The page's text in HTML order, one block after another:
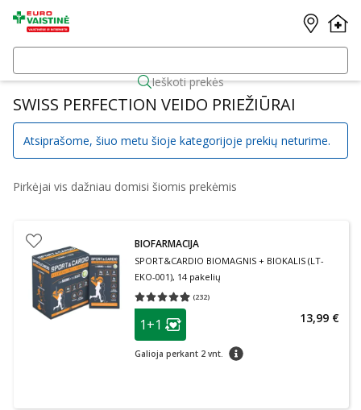
Ieškoti prekės
SWISS PERFECTION VEIDO PRIEŽIŪRAI
Atsiprašome, šiuo metu šioje kategorijoje prekių neturime.
Pirkėjai vis dažniau domisi šiomis prekėmis
BIOFARMACIJA
SPORT&CARDIO BIOMAGNIS + BIOKALIS (LT-
EKO-001), 14 pakelių
(232)
Vidutinis įvertinimas 4.93
patarimas
Lojalumo klubo narių nuolaida
1+1
Galioja perkant 2 vnt. patarimas
13,99 €